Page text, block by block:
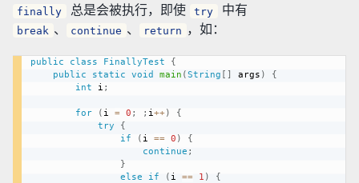
finally 总是会被执行，即使 try 中有
break 、 continue 、 return ，如：
public class FinallyTest
{
public
static void main (String [ ] args )
{
int i ;
for ( i = 0 ; ; i++)
{
try
{
if
( i == 0 )
{
continue ;
}
else
if ( i == 1 )
{